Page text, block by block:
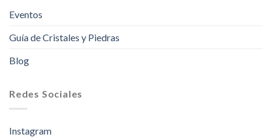
Eventos
Guía de Cristales y Piedras
Blog
Redes Sociales
Instagram